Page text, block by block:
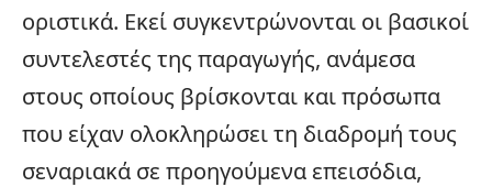
οριστικά. Εκεί συγκεντρώνονται οι βασικοί
συντελεστές της παραγωγής, ανάμεσα
στους οποίους βρίσκονται και πρόσωπα
που είχαν ολοκληρώσει τη διαδρομή τους
σεναριακά σε προηγούμενα επεισόδια,